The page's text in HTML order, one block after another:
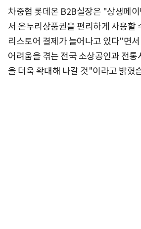
차중협 롯데온 B2B실장은 "상생페이
서 온누리상품권을 편리하게 사용할
리스토어 결제가 늘어나고 있다"면
어려움을 겪는 전국 소상공인과 전통
을 더욱 확대해 나갈 것"이라고 밝혔